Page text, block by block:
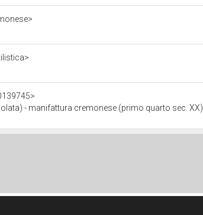
- manifattura cremonese (primo quarto sec. XX)